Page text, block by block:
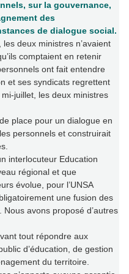
sur la gouvernance,
des
de dialogue social.
deux ministres n’avaient
comptaient en retenir
ont fait entendre
et ses syndicats regrettent
mi-juillet, les deux ministres
place pour un dialogue en
personnels et construirait
interlocuteur Education
régional et que
évolue, pour l’UNSA
une fusion des
avons proposé d’autres
tout répondre aux
d’éducation, de gestion
du territoire.